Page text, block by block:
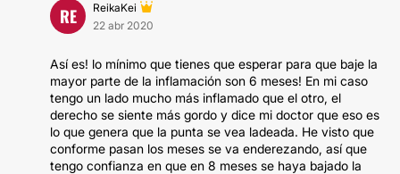
RE
ReikaKei
22 abr 2020
Así es! lo mínimo que tienes que esperar para que baje la
mayor parte de la inflamación son 6 meses! En mi caso
tengo un lado mucho más inflamado que el otro, el
derecho se siente más gordo y dice mi doctor que eso es
lo que genera que la punta se vea ladeada. He visto que
conforme pasan los meses se va enderezando, así que
tengo confianza en que en 8 meses se haya bajado la